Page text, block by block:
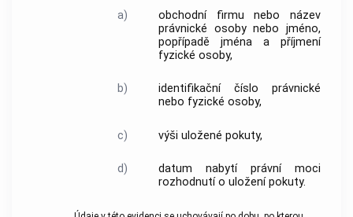
a)
obchodní firmu nebo název
právnické osoby nebo jméno,
popřípadě jména a příjmení
fyzické osoby,
b)
identifikační číslo právnické
nebo fyzické osoby,
c) výši uložené pokuty,
d)
datum nabytí právní moci
rozhodnutí o uložení pokuty.